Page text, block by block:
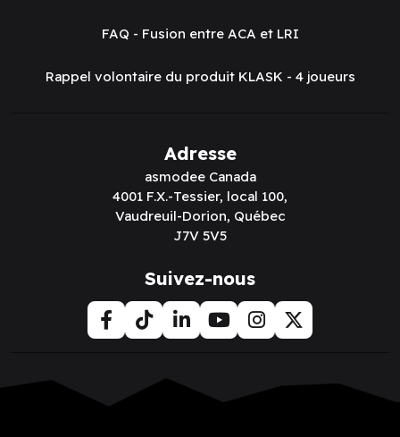
FAQ - Fusion entre ACA et LRI
Rappel volontaire du produit KLASK - 4 joueurs
Adresse
asmodee Canada
4001 F.X.-Tessier, local 100,
Vaudreuil-Dorion, Québec
J7V 5V5
Suivez-nous